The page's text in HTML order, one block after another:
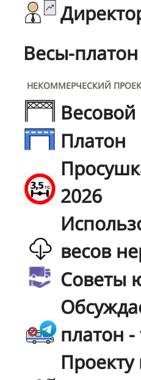
Весы-платон
НЕКОММЕРЧЕСКИЙ
Платон
2026
весов
Советы
платон -